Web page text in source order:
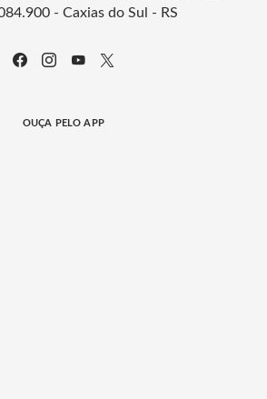
- Caxias do Sul - RS
OUÇA PELO APP